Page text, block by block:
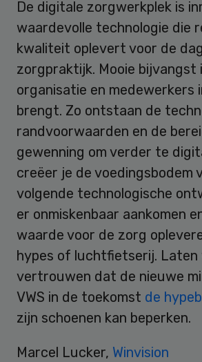
De digitale zorgwerkplek is
waardevolle technologie die
kwaliteit oplevert voor de
zorgpraktijk. Mooie bijvangst
organisatie en medewerkers
brengt. Zo ontstaan de
randvoorwaarden en de
gewenning om verder te
creëer je de voedingsbodem
volgende technologische
er onmiskenbaar aankomen
waarde voor de zorg
hypes of luchtfietserij. Laten
vertrouwen dat de nieuwe
VWS in de toekomst de
zijn schoenen kan beperken.
Marcel Lucker, Winvision